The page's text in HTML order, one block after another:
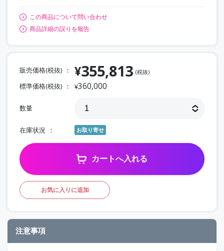
この商品について問い合わせ
商品詳細の誤りを報告
販売価格(税抜) ¥355,813 (税抜)
標準価格(税抜) ¥360,000
数量
在庫状況 お取り寄せ
カートへ入れる
お気に入りに追加
注意事項